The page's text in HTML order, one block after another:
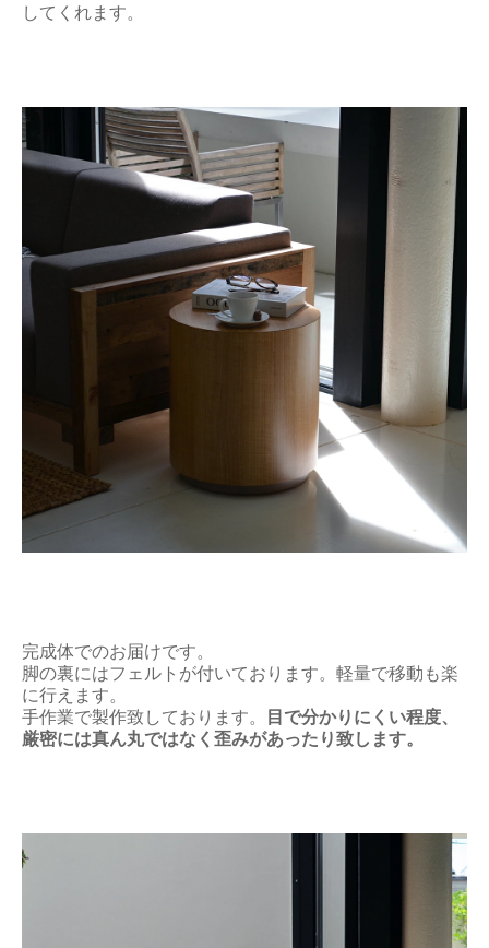
してくれます。
完成体でのお届けです。
脚の裏にはフェルトが付いております。軽量で移動も楽
に行えます。
手作業で製作致しております。
目で分かりにくい程度、
厳密には真ん丸ではなく歪みがあったり致します。